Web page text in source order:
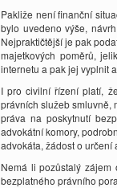
Pakliže není finanční
bylo uvedeno výše,
Nejpraktičtější je pak
majetkových poměrů,
internetu a pak jej vyplnit
I pro civilní řízení platí,
právních služeb smluvně,
práva na poskytnutí
advokátní komory,
advokáta, žádost o určení
Nemá li pozůstalý zájem
bezplatného právního